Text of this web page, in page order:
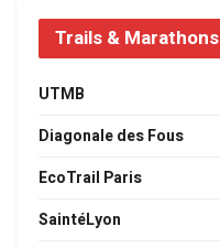
Trails & Marathons
UTMB
Diagonale des Fous
EcoTrail Paris
SaintéLyon